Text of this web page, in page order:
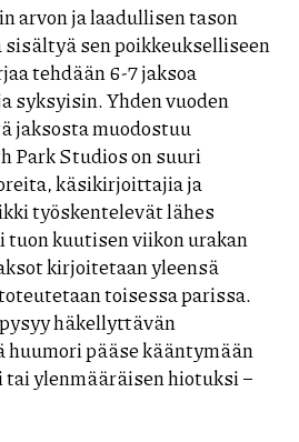
arvon ja laadullisen tason
sen poikkeukselliseen
tehdään 6-7 jaksoa
syksyisin. Yhden vuoden
jaksosta muodostuu
Park Studios on suuri
käsikirjoittajia ja
työskentelevät lähes
tuon kuutisen viikon urakan
kirjoitetaan yleensä
toisessa parissa.
häkellyttävän
huumori pääse kääntymään
ylenmääräisen hiotuksi –